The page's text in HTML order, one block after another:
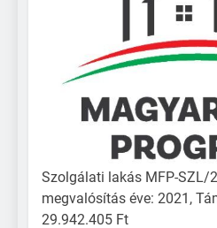
Szolgálati lakás MFP-SZL/
megvalósítás éve: 2021,
29.942.405 Ft